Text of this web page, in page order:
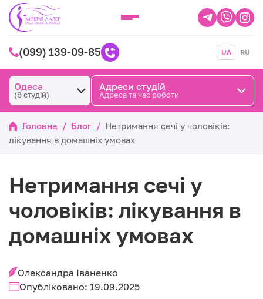
(099) 139-09-85 UA RU
Одеса
(8 студій)
Адреси студій
Адреса та час роботи
Головна / Блог / Нетримання сечі у чоловіків:
лікування в домашніх умовах
Нетримання сечі у
чоловіків: лікування в
домашніх умовах
Олександра Іваненко
Опубліковано: 19.09.2025